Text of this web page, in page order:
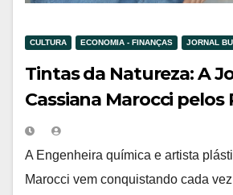
CULTURA ECONOMIA - FINANÇAS JORNAL
Tintas da Natureza: A
Cassiana Marocci pelos
Elementais
A Engenheira química e artista
Marocci vem conquistando cada